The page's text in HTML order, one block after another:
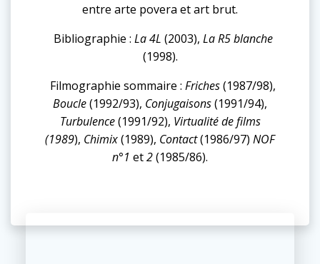
entre arte povera et art brut.
Bibliographie : La 4L (2003), La R5 blanche
(1998).
Filmographie sommaire : Friches(1987/98),
Boucle(1992/93), Conjugaisons(1991/94),
Turbulence(1991/92), Virtualité de films
(1989), Chimix(1989), Contact(1986/97) NOF
n°1 et2(1985/86).